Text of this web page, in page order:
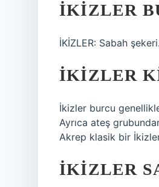
İKIZLER
İKİZLER: Sabah şekeri.
İKIZLER
İkizler burcu
Ayrıca ateş
Akrep klasik bir
İKIZLER